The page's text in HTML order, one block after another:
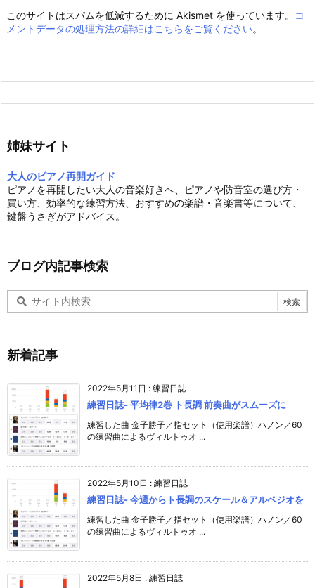
このサイトはスパムを低減するために Akismet を使っています。
コ
メントデータの処理方法の詳細はこちらをご覧ください。
姉妹サイト
大人のピアノ再開ガイド
ピアノを再開したい大人の音楽好きへ、ピアノや防音室の選び方・
買い方、効率的な練習方法、おすすめの楽譜・音楽書等について、
鍵盤うさぎがアドバイス。
ブログ内記事検索
新着記事
2022年5月11日 : 練習日誌
練習日誌- 平均律2巻 ト長調 前奏曲がスムーズに
練習した曲 金子勝子／指セット（使用楽譜）ハノン／60
の練習曲によるヴィルトゥオ ...
2022年5月10日 : 練習日誌
練習日誌- 今週からト長調のスケール＆アルペジオを
練習した曲 金子勝子／指セット（使用楽譜）ハノン／60
の練習曲によるヴィルトゥオ ...
2022年5月8日 : 練習日誌